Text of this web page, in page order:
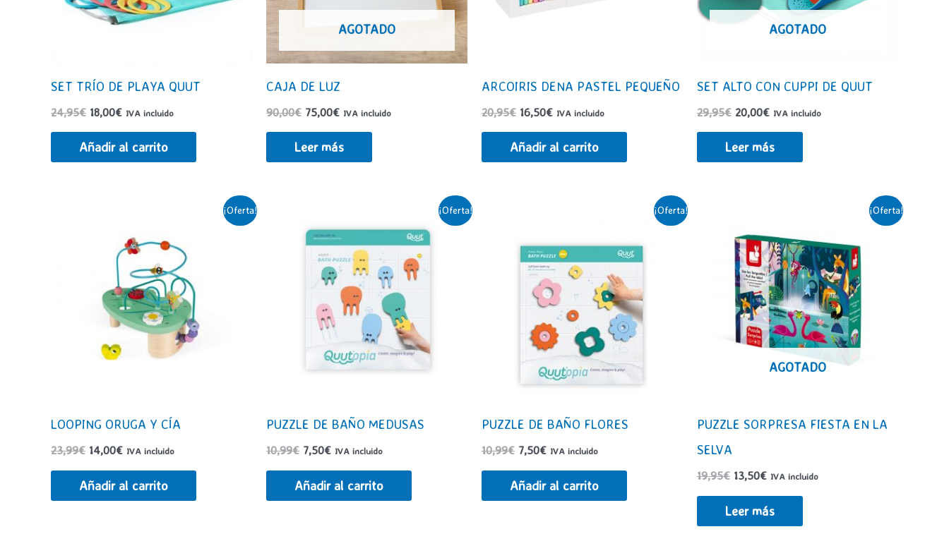
SET TRÍO DE PLAYA QUUT
24,95€ El
original
era:
18,00€El
actual
es:
IVA incluido
Añadir al carrito
AGOTADO
CAJA DE LUZ
90,00€ El
original
era:
75,00€El
es:
IVA incluido
Leer más
ARCOIRIS DENA PASTEL PEQUEÑO
20,95€ El
original
era:
16,50€El
actual
es:
IVA incluido
Añadir al carrito
AGOTADO
SET ALTO CON CUPPI DE QUUT
29,95€ El
original
era:
20,00€El
es:
IVA incluido
Leer más
¡Oferta!
LOOPING ORUGA Y CÍA
23,99€ El
original
era:
14,00€El
actual
es:
IVA incluido
Añadir al carrito
¡Oferta!
PUZZLE DE BAÑO MEDUSAS
10,99€ El
original
era:
7,50€El
actual
es:
IVA incluido
Añadir al carrito
¡Oferta!
PUZZLE DE BAÑO FLORES
10,99€ El
original
era:
7,50€El
actual
es:
IVA incluido
Añadir al carrito
¡Oferta!
AGOTADO
PUZZLE SORPRESA FIESTA EN LA
SELVA
19,95€ El
original
era:
13,50€El
actual
es:
IVA incluido
Leer más